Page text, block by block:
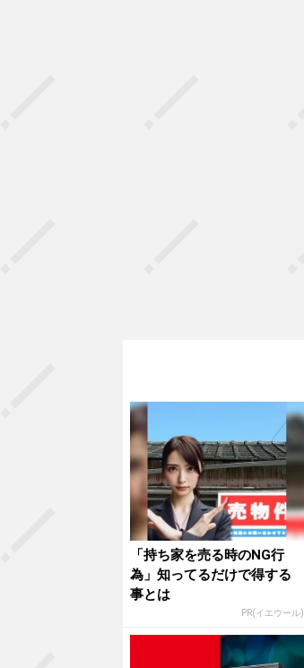
「持ち家を売る時のNG行
為」知ってるだけで得する
事とは
PR(イエウール)